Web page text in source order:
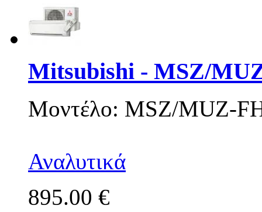
Mitsubishi - MSZ/
Μοντέλο: MSZ/MUZ-
Αναλυτικά
895.00 €